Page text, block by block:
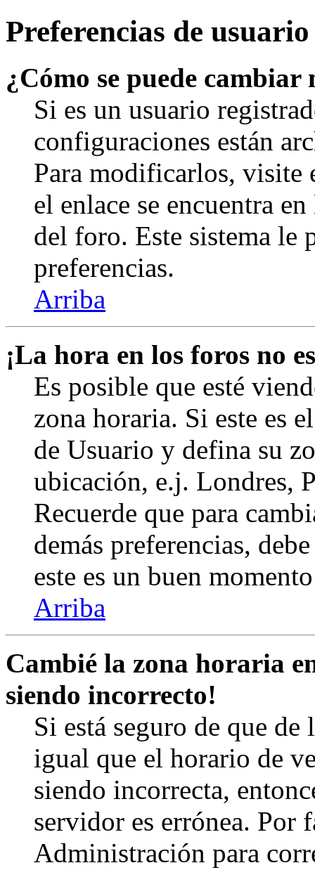
Preferencias de
¿Cómo se puede
Si es un usuario
configuraciones están
Para modificarlos, visite
el enlace se encuentra
del foro. Este sistema le
preferencias.
Arriba
¡La hora en los foros no
Es posible que esté
zona horaria. Si este es
de Usuario y defina su
ubicación, e.j. Londres,
Recuerde que para
demás preferencias,
este es un buen
Arriba
Cambié la zona horaria
siendo incorrecto!
Si está seguro de que
igual que el horario de
siendo incorrecta,
servidor es errónea. Por
Administración para